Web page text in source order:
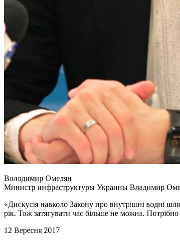
Володимир Омелян
Министр инфраструктуры Украины Владимир
«Дискусія навколо Закону про внутрішні водні
рік. Тож затягувати час більше не можна.
12 Вересня 2017